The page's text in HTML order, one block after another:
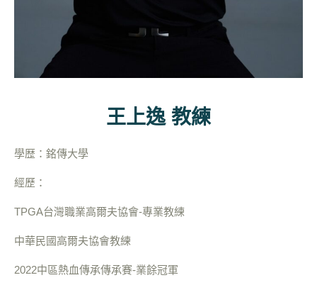
王上逸 教練
學歴：銘傳大學
經歷：
TPGA台灣職業高爾夫協會-專業教練
中華民國高爾夫協會教練
2022中區熱血傳承傳承賽-業餘冠軍